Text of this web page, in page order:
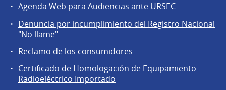
Servicios
comunidad
Agenda Web para Audiencias ante URSEC
Denuncia por incumplimiento del Registro Nacional
"No llame"
Reclamo de los consumidores
Certificado de Homologación de Equipamiento
Radioeléctrico Importado